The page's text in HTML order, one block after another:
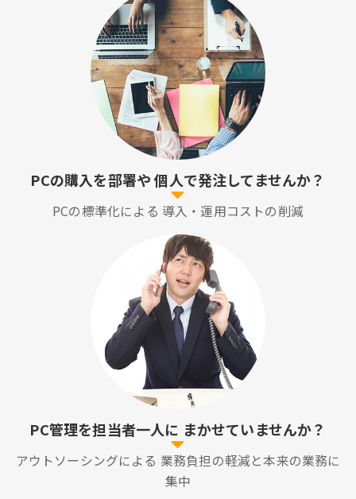
PCの購入を部署や個人で発注してませんか？
PCの標準化による 導入・運用コストの削減
PC管理を担当者一人に まかせていませんか？
アウトソーシングによる 業務負担の軽減と本来の業務に
集中